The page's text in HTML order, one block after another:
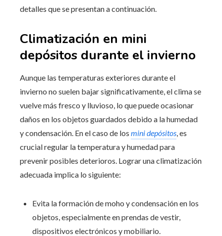
detalles que se presentan a continuación.
Climatización en mini
depósitos durante el invierno
Aunque las temperaturas exteriores durante el
invierno no suelen bajar significativamente, el clima se
vuelve más fresco y lluvioso, lo que puede ocasionar
daños en los objetos guardados debido a la humedad
y condensación. En el caso de los mini depósitos, es
crucial regular la temperatura y humedad para
prevenir posibles deterioros. Lograr una climatización
adecuada implica lo siguiente:
Evita la formación de moho y condensación en los
objetos, especialmente en prendas de vestir,
dispositivos electrónicos y mobiliario.